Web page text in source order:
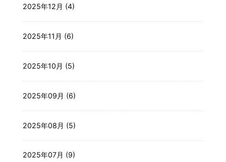
2025年12月 (4)
2025年11月 (6)
2025年10月 (5)
2025年09月 (6)
2025年08月 (5)
2025年07月 (9)